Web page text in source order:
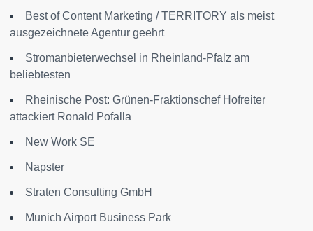
Best of Content Marketing / TERRITORY als meist
ausgezeichnete Agentur geehrt
Stromanbieterwechsel in Rheinland-Pfalz am
beliebtesten
Rheinische Post: Grünen-Fraktionschef Hofreiter
attackiert Ronald Pofalla
New Work SE
Napster
Straten Consulting GmbH
Munich Airport Business Park